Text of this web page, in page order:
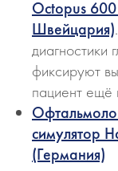
Octopus
Швейцария)
диагностики
фиксируют
пациент ещё
симулятор
(Германия)